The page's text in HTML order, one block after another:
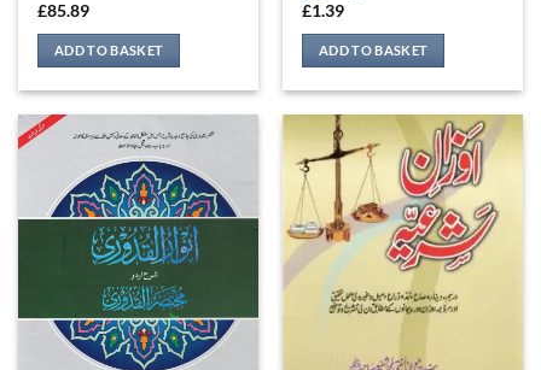
£85.89
ADD TO BASKET
£1.39
ADD TO BASKET